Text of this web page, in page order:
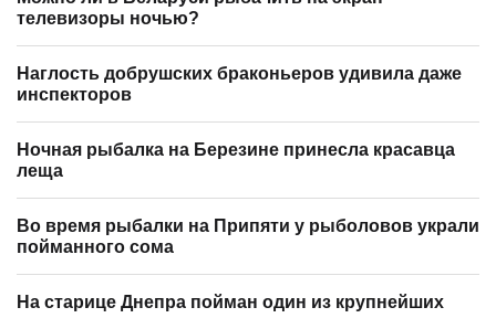
телевизоры ночью?
Наглость добрушских браконьеров удивила даже
инспекторов
Ночная рыбалка на Березине принесла красавца
леща
Во время рыбалки на Припяти у рыболовов украли
пойманного сома
На старице Днепра пойман один из крупнейших